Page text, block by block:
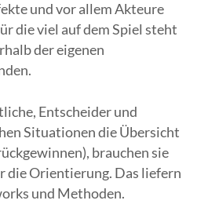
und vor allem Akteure
die viel auf dem Spiel steht
der eigenen
Entscheider und
Situationen die Übersicht
brauchen sie
die Orientierung. Das liefern
und Methoden.